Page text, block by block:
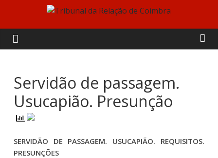
content
Tribunal
da
Relação
de
Coimbra
Servidão de passagem.
Usucapião. Presunção
SERVIDÃO DE PASSAGEM. USUCAPIÃO. REQUISITOS.
PRESUNÇÕES